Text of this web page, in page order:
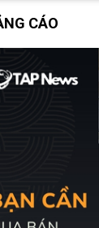
soát
Quốc
xuất
tờ
chối
cấm
CÁO